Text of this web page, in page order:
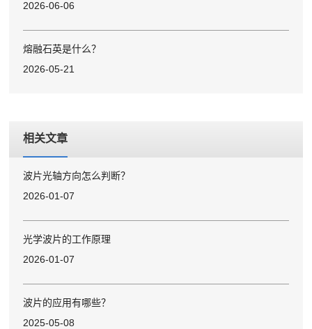
2026-06-06
熔融石英是什么？
2026-05-21
相关文章
波片光轴方向怎么判断？
2026-01-07
光学波片的工作原理
2026-01-07
波片的应用有哪些？
2025-05-08